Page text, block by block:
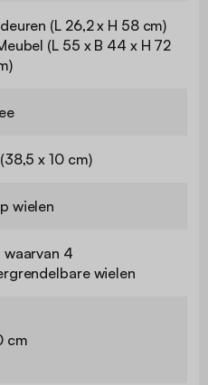
(L 26,2 x H 58 cm)
(L 55 x B 44 x H 72
x 10 cm)
wielen
waarvan 4
wielen
cm